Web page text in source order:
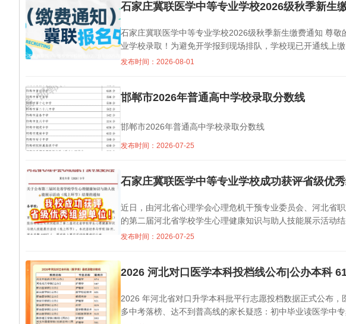
石家庄冀联医学中等专业学校2026级秋季新生
石家庄冀联医学中等专业学校2026级秋季新生缴费通知 尊敬的新生及家长：恭喜孩子被石家庄冀联医学中等专
业学校录取！为避免开学报到现场排队，学校现已开通线上缴
发布时间：2026-08-01
邯郸市2026年普通高中学校录取分数线
邯郸市2026年普通高中学校录取分数线
发布时间：2026-07-25
石家庄冀联医学中等专业学校成功获评省级优
近日，由河北省心理学会心理危机干预专业委员会、河北省
的第二届河北省学校学生心理健康知识与助人技能展示活动结
发布时间：2026-07-25
2026 河北对口医学本科投档线公布|公办本科
2026 年河北省对口升学本科批平行志愿投档数据正式公布
多中考落榜、达不到普高线的家长疑惑：初中毕业读医学中专